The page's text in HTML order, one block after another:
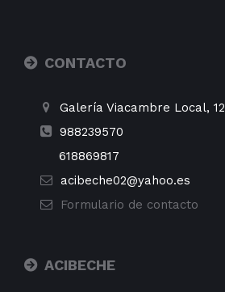
CONTACTO
Galería Viacambre Local, 12
988239570
618869817
acibeche02@yahoo.es
Formulario de contacto
ACIBECHE